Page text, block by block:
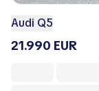
Audi Q5
21.990 EUR